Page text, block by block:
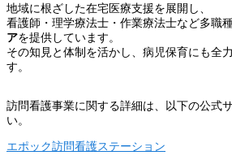
地域に根ざした在宅医療支援を展開し、
看護師・理学療法士・作業療法士など多職
アを提供しています。
その知見と体制を活かし、病児保育にも全
す。
訪問看護事業に関する詳細は、以下の公式
い。
エポック訪問看護ステーション